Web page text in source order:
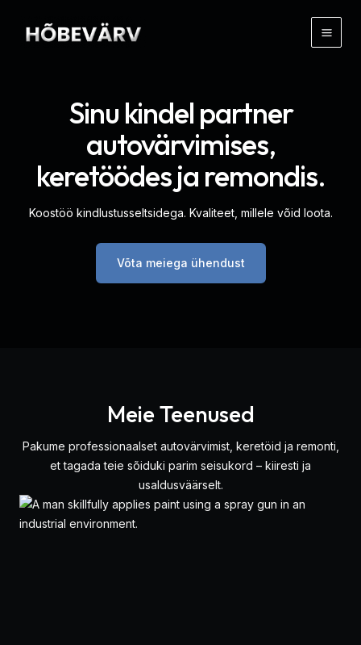
Main
Sinu kindel partner
autovärvimises,
keretöödes ja remondis.
Koostöö kindlustusseltsidega. Kvaliteet, millele võid loota.
Võta meiega ühendust
Meie Teenused
Pakume professionaalset autovärvimist, keretöid ja remonti,
et tagada teie sõiduki parim seisukord – kiiresti ja
usaldusväärselt.